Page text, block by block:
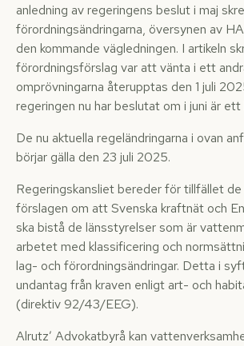
anledning av regeringens beslut i maj
förordningsändringarna, översynen av
den kommande vägledningen. I artikeln
förordningsförslag var att vänta i ett
omprövningarna återupptas den 1 juli
regeringen nu har beslutat om i juni är
De nu aktuella regeländringarna i ovan
börjar gälla den 23 juli 2025.
Regeringskansliet bereder för tillfället
förslagen om att Svenska kraftnät och
ska bistå de länsstyrelser som är
arbetet med klassificering och
lag- och förordningsändringar. Detta i
undantag från kraven enligt art- och
(direktiv 92/43/EEG).
Alrutz’ Advokatbyrå kan